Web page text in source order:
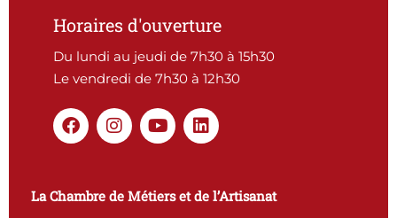
Horaires d'ouverture
Du lundi au jeudi de 7h30 à 15h30
Le vendredi de 7h30 à 12h30
F
a
o
I
n
a
g
Y
o
b
L
i
e
d
La Chambre de Métiers et de l’Artisanat